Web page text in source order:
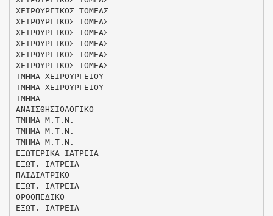
ΧΕΙΡΟΥΡΓΙΚΟΣ ΤΟΜΕΑΣ
ΧΕΙΡΟΥΡΓΙΚΟΣ ΤΟΜΕΑΣ
ΧΕΙΡΟΥΡΓΙΚΟΣ ΤΟΜΕΑΣ
ΧΕΙΡΟΥΡΓΙΚΟΣ ΤΟΜΕΑΣ
ΧΕΙΡΟΥΡΓΙΚΟΣ ΤΟΜΕΑΣ
ΧΕΙΡΟΥΡΓΙΚΟΣ ΤΟΜΕΑΣ
ΤΜΗΜΑ ΧΕΙΡΟΥΡΓΕΙΟΥ
ΤΜΗΜΑ ΧΕΙΡΟΥΡΓΕΙΟΥ
ΤΜΗΜΑ
ΑΝΑΙΣΘΗΣΙΟΛΟΓΙΚΟ
ΤΜΗΜΑ Μ.Τ.Ν.
ΤΜΗΜΑ Μ.Τ.Ν.
ΤΜΗΜΑ Μ.Τ.Ν.
ΕΞΩΤΕΡΙΚΑ ΙΑΤΡΕΙΑ
ΕΞΩΤ. ΙΑΤΡΕΙΑ
ΠΑΙΔΙΑΤΡΙΚΟ
ΕΞΩΤ. ΙΑΤΡΕΙΑ
ΟΡΘΟΠΕΔΙΚΟ
ΕΞΩΤ. ΙΑΤΡΕΙΑ